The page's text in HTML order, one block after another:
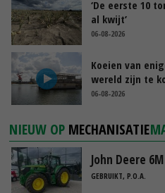
‘De eerste 10
al kwijt’
06-08-2026
Koeien van
wereld zijn te
06-08-2026
NIEUW OP MECHANISATIE
John Deere
GEBRUIKT, P.O.A.